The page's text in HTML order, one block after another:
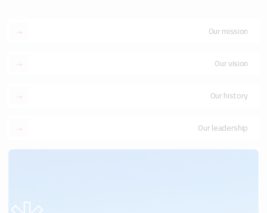
Our mission
Our vision
Our history
Our leadership